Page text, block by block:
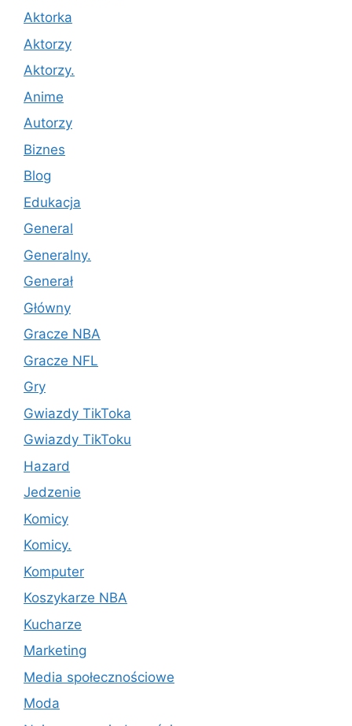
Aktorka
Aktorzy
Aktorzy.
Anime
Autorzy
Biznes
Blog
Edukacja
General
Generalny.
Generał
Główny
Gracze NBA
Gracze NFL
Gry
Gwiazdy TikToka
Gwiazdy TikToku
Hazard
Jedzenie
Komicy
Komicy.
Komputer
Koszykarze NBA
Kucharze
Marketing
Media społecznościowe
Moda